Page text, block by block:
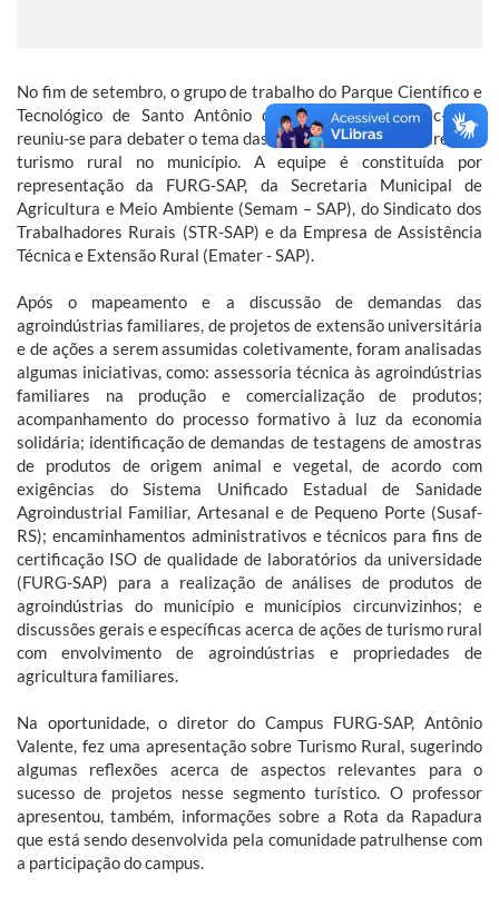
No fim de setembro, o grupo de trabalho do Parque Científico e
Tecnológico de Santo Antônio da Patrulha (Oceantec-SAP)
reuniu-se para debater o tema das agroindústrias familiares e o
turismo rural no município. A equipe é constituída por
representação da FURG-SAP, da Secretaria Municipal de
Agricultura e Meio Ambiente (Semam – SAP), do Sindicato dos
Trabalhadores Rurais (STR-SAP) e da Empresa de Assistência
Técnica e Extensão Rural (Emater - SAP).
Após o mapeamento e a discussão de demandas das
agroindústrias familiares, de projetos de extensão universitária
e de ações a serem assumidas coletivamente, foram analisadas
algumas iniciativas, como: assessoria técnica às agroindústrias
familiares na produção e comercialização de produtos;
acompanhamento do processo formativo à luz da economia
solidária; identificação de demandas de testagens de amostras
de produtos de origem animal e vegetal, de acordo com
exigências do Sistema Unificado Estadual de Sanidade
Agroindustrial Familiar, Artesanal e de Pequeno Porte (Susaf-
RS); encaminhamentos administrativos e técnicos para fins de
certificação ISO de qualidade de laboratórios da universidade
(FURG-SAP) para a realização de análises de produtos de
agroindústrias do município e municípios circunvizinhos; e
discussões gerais e específicas acerca de ações de turismo rural
com envolvimento de agroindústrias e propriedades de
agricultura familiares.
Na oportunidade, o diretor do Campus FURG-SAP, Antônio
Valente, fez uma apresentação sobre Turismo Rural, sugerindo
algumas reflexões acerca de aspectos relevantes para o
sucesso de projetos nesse segmento turístico. O professor
apresentou, também, informações sobre a Rota da Rapadura
que está sendo desenvolvida pela comunidade patrulhense com
a participação do campus.